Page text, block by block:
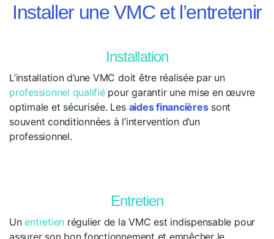
Installer une VMC et l’entretenir
Installation
L’installation d’une VMC doit être réalisée par un
professionnel qualifiépour garantir une mise en œuvre
optimale et sécurisée. Les aides financièressont
souvent conditionnées à l’intervention d’un
professionnel.
Entretien
Unentretien régulier de la VMC est indispensable pour
assurer son bon fonctionnement et empêcher le